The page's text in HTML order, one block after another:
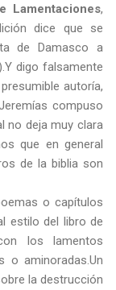
Lamentaciones,
dice que se
de Damasco a
digo falsamente
autoría,
compuso
no deja muy clara
que en general
de la biblia son
o capítulos
estilo del libro de
los lamentos
o aminoradas.Un
la destrucción